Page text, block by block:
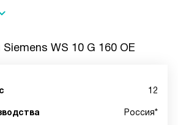
Siemens WS 10 G 160 OE
12
Россия*